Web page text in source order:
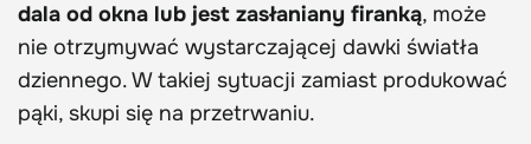
dala od okna lub jest zasłaniany firanką, może
nie otrzymywać wystarczającej dawki światła
dziennego. W takiej sytuacji zamiast produkować
pąki, skupi się na przetrwaniu.